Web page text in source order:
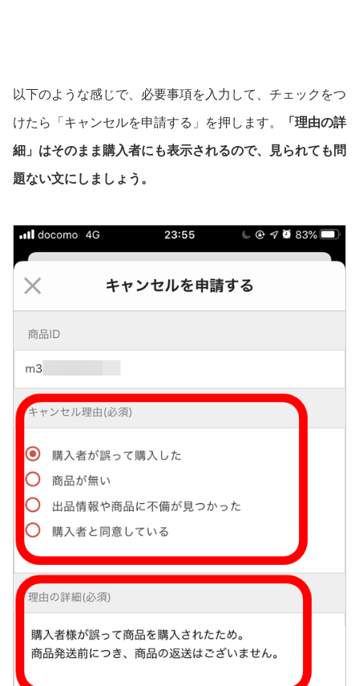
以下のような感じで、必要事項を入力して、チェックをつ
けたら「キャンセルを申請する」を押します。 「理由の詳
細」はそのまま購入者にも表示されるので、見られても問
題ない文にしましょう。